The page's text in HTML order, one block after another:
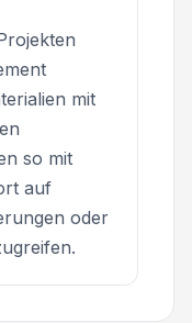
mit
so mit
auf
oder